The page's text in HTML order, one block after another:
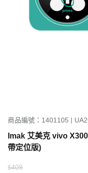
商品編號：1401105 |
Imak 艾美克 vivo
帶定位版)
$409